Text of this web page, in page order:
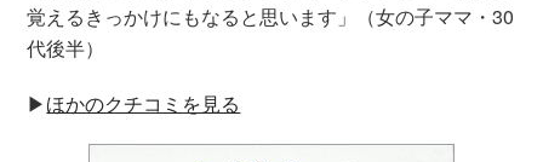
覚えるきっかけにもなると思います」（女の子ママ・30
代後半）
▶︎ほかのクチコミを見る